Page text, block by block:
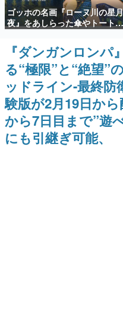
新世代に訊く
これからのデジ
の姿を追い、彼
ゲーム世代の
ゲームに多大な
日本のコンテン
画です。
日本モバイ
日本のモバイル
ルを網羅するほ
解説を掲載。約
ゴッホの名画『ローヌ川の星月
夜』をあしらった傘やトートバ
ッグなどが登場。8月7日21時
り2日間限定で予約販売
『ダンガンロンパ
る“極限”と“絶望”
ッドライン-最終防
験版が2月19日か
から7日目まで”遊
にも引継ぎ可能、